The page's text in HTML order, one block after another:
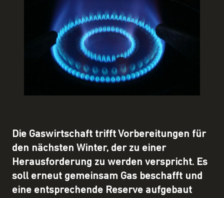
Die Gaswirtschaft trifft Vorbereitungen für
den nächsten Winter, der zu einer
Herausforderung zu werden verspricht. Es
soll erneut gemeinsam Gas beschafft und
eine entsprechende Reserve aufgebaut